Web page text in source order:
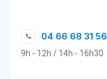
04 66 68 31 56
9h - 12h / 14h - 16h30